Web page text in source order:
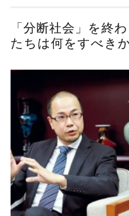
「分断社会」を終
たちは何をすべき